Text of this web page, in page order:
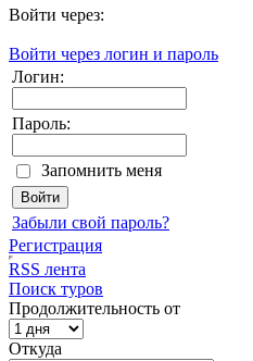
Войти через:
Войти через логин и пароль
Логин:
Пароль:
Запомнить меня
Забыли свой пароль?
Регистрация
RSS лента
Поиск туров
Продолжительность от
Откуда